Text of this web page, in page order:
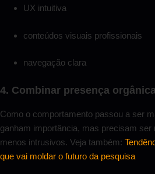
UX intuitiva
conteúdos visuais profissionais
navegação clara
4. Combinar presença
Como o comportamento passou a ser
ganham importância, mas precisam ser
menos intrusivos. Veja também:
que vai moldar o futuro da pesquisa